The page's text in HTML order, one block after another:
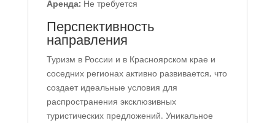
Аренда: Не требуется
Перспективность
направления
Туризм в России и в Красноярском крае и
соседних регионах активно развивается, что
создает идеальные условия для
распространения эксклюзивных
туристических предложений. Уникальное